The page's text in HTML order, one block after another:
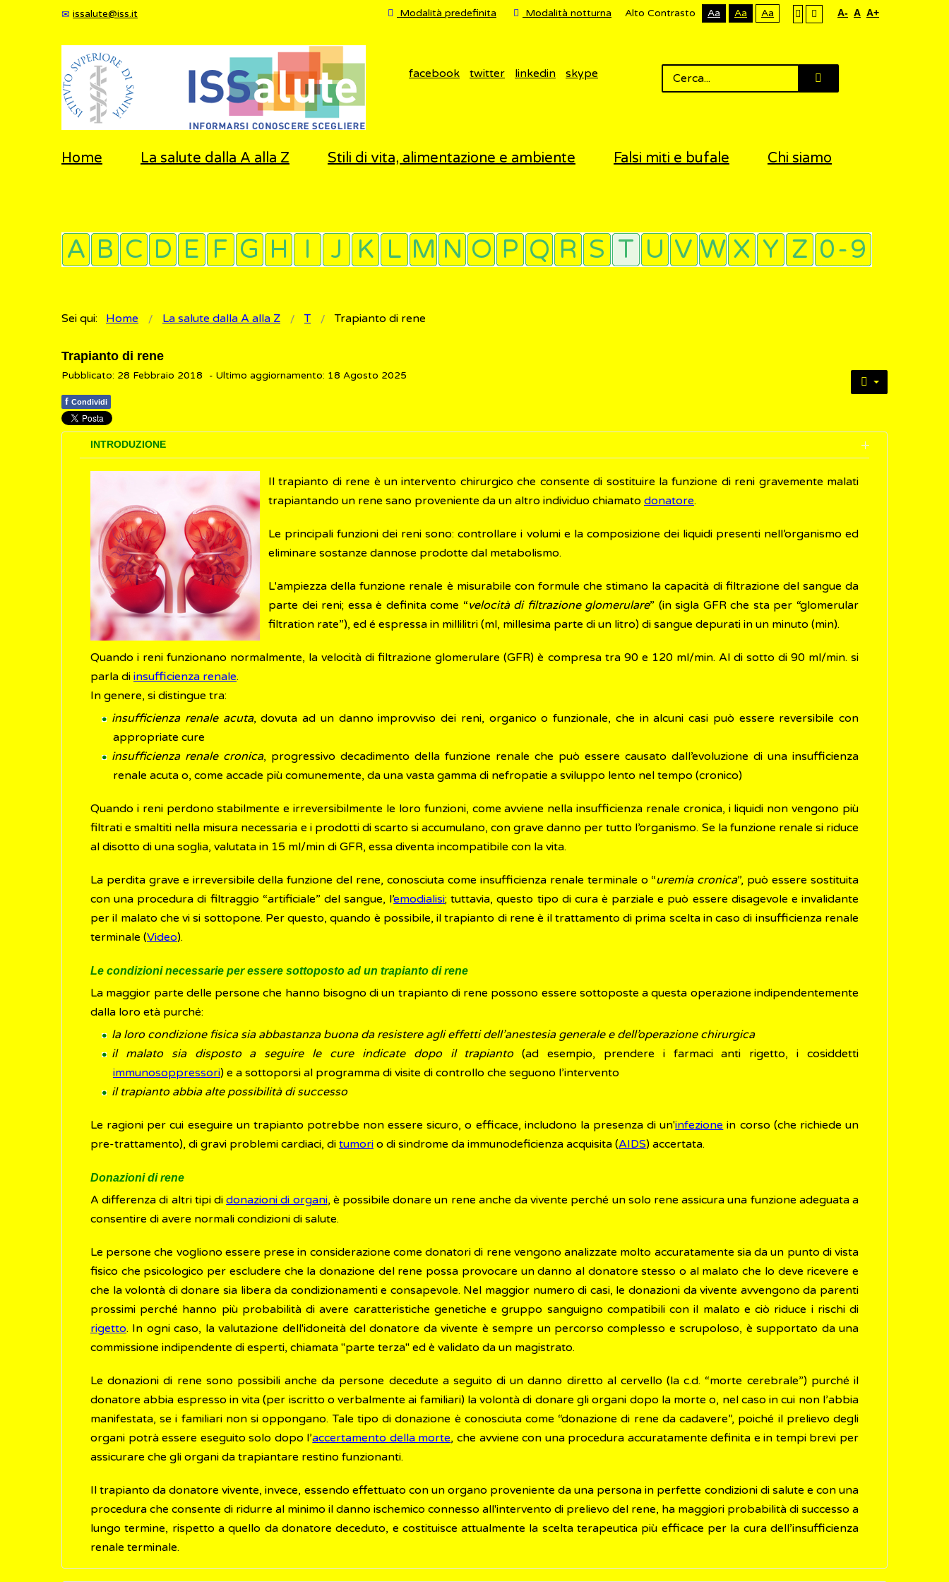
issalute@iss.it Modalità predefinita Modalità notturna Alto Contrasto Aa Aa Aa A- A A+
facebook twitter linkedin skype
Home La salute dalla A alla Z Stili di vita, alimentazione e ambiente Falsi miti e bufale Chi siamo
Sei qui: Home La salute dalla A alla Z T Trapianto di rene
Trapianto di rene
Pubblicato: 28 Febbraio 2018 - Ultimo aggiornamento: 18 Agosto 2025
f Condividi
INTRODUZIONE
Il trapianto di rene è un intervento chirurgico che consente di sostituire la funzione di reni gravemente malati
trapiantando un rene sano proveniente da un altro individuo chiamato donatore.
Le principali funzioni dei reni sono: controllare i volumi e la composizione dei liquidi presenti nell’organismo ed
eliminare sostanze dannose prodotte dal metabolismo.
L'ampiezza della funzione renale è misurabile con formule che stimano la capacità di filtrazione del sangue da
parte dei reni; essa è definita come “velocità di filtrazione glomerulare” (in sigla GFR che sta per “glomerular
filtration rate”), ed é espressa in millilitri (ml, millesima parte di un litro) di sangue depurati in un minuto (min).
Quando i reni funzionano normalmente, la velocità di filtrazione glomerulare (GFR) è compresa tra 90 e 120 ml/min. Al di sotto di 90 ml/min. si
parla di insufficienza renale.
In genere, si distingue tra:
insufficienza renale acuta, dovuta ad un danno improvviso dei reni, organico o funzionale, che in alcuni casi può essere reversibile con
appropriate cure
insufficienza renale cronica, progressivo decadimento della funzione renale che può essere causato dall’evoluzione di una insufficienza
renale acuta o, come accade più comunemente, da una vasta gamma di nefropatie a sviluppo lento nel tempo (cronico)
Quando i reni perdono stabilmente e irreversibilmente le loro funzioni, come avviene nella insufficienza renale cronica, i liquidi non vengono più
filtrati e smaltiti nella misura necessaria e i prodotti di scarto si accumulano, con grave danno per tutto l’organismo. Se la funzione renale si riduce
al disotto di una soglia, valutata in 15 ml/min di GFR, essa diventa incompatibile con la vita.
La perdita grave e irreversibile della funzione del rene, conosciuta come insufficienza renale terminale o “uremia cronica”, può essere sostituita
con una procedura di filtraggio “artificiale” del sangue, l’emodialisi; tuttavia, questo tipo di cura è parziale e può essere disagevole e invalidante
per il malato che vi si sottopone. Per questo, quando è possibile, il trapianto di rene è il trattamento di prima scelta in caso di insufficienza renale
terminale (Video).
Le condizioni necessarie per essere sottoposto ad un trapianto di rene
La maggior parte delle persone che hanno bisogno di un trapianto di rene possono essere sottoposte a questa operazione indipendentemente
dalla loro età purché:
la loro condizione fisica sia abbastanza buona da resistere agli effetti dell’anestesia generale e dell’operazione chirurgica
il malato sia disposto a seguire le cure indicate dopo il trapianto(ad esempio, prendere i farmaci anti rigetto, i cosiddetti
immunosoppressori) e a sottoporsi al programma di visite di controllo che seguono l’intervento
il trapianto abbia alte possibilità di successo
Le ragioni per cui eseguire un trapianto potrebbe non essere sicuro, o efficace, includono la presenza di un'infezione in corso (che richiede un
pre-trattamento), di gravi problemi cardiaci, di tumori o di sindrome da immunodeficienza acquisita (AIDS) accertata.
Donazioni di rene
A differenza di altri tipi didonazioni di organi, è possibile donare un rene anche da vivente perché un solo rene assicura una funzione adeguata a
consentire di avere normali condizioni di salute.
Le persone che vogliono essere prese in considerazione come donatori di rene vengono analizzate molto accuratamente sia da un punto di vista
fisico che psicologico per escludere che la donazione del rene possa provocare un danno al donatore stesso o al malato che lo deve ricevere e
che la volontà di donare sia libera da condizionamenti e consapevole. Nel maggior numero di casi, le donazioni da vivente avvengono da parenti
prossimi perché hanno più probabilità di avere caratteristiche genetiche e gruppo sanguigno compatibili con il malato e ciò riduce i rischi di
rigetto. In ogni caso, la valutazione dell'idoneità del donatore da vivente è sempre un percorso complesso e scrupoloso, è supportato da una
commissione indipendente di esperti, chiamata "parte terza" ed è validato da un magistrato.
Le donazioni di rene sono possibili anche da persone decedute a seguito di un danno diretto al cervello (la c.d. “morte cerebrale”) purché il
donatore abbia espresso in vita (per iscritto o verbalmente ai familiari) la volontà di donare gli organi dopo la morte o, nel caso in cui non l’abbia
manifestata, se i familiari non si oppongano. Tale tipo di donazione è conosciuta come “donazione di rene da cadavere”, poiché il prelievo degli
organi potrà essere eseguito solo dopo l’accertamento della morte, che avviene con una procedura accuratamente definita e in tempi brevi per
assicurare che gli organi da trapiantare restino funzionanti.
Il trapianto da donatore vivente, invece, essendo effettuato con un organo proveniente da una persona in perfette condizioni di salute e con una
procedura che consente di ridurre al minimo il danno ischemico connesso all'intervento di prelievo del rene, ha maggiori probabilità di successo a
lungo termine, rispetto a quello da donatore deceduto, e costituisce attualmente la scelta terapeutica più efficace per la cura dell’insufficienza
renale terminale.